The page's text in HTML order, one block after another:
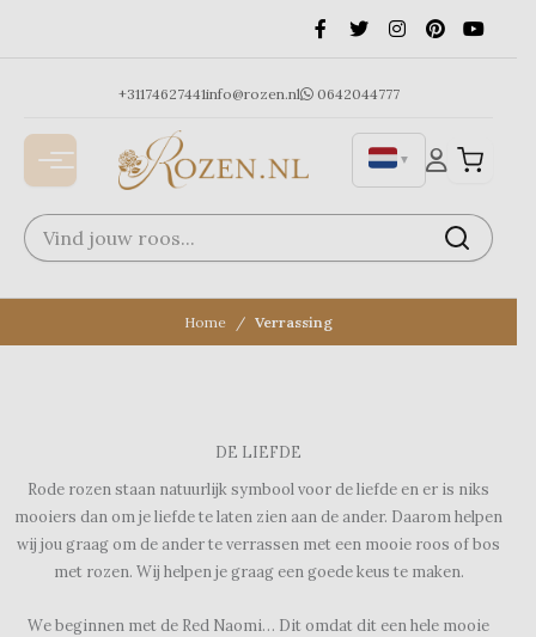
+31174627441info@rozen.nl 0642044777
▼
Home Verrassing
DE LIEFDE
Rode rozen staan natuurlijk symbool voor de liefde en er is niks
mooiers dan om je liefde te laten zien aan de ander. Daarom helpen
wij jou graag om de ander te verrassen met een mooie roos of bos
met rozen. Wij helpen je graag een goede keus te maken.
We beginnen met de Red Naomi… Dit omdat dit een hele mooie